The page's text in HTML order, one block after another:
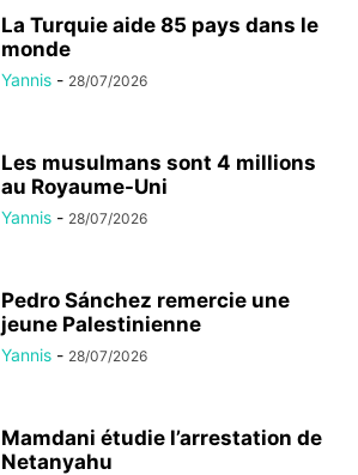
La Turquie aide 85 pays dans le
monde
Yannis - 28/07/2026
Les musulmans sont 4 millions
au Royaume-Uni
Yannis - 28/07/2026
Pedro Sánchez remercie une
jeune Palestinienne
Yannis - 28/07/2026
Mamdani étudie l’arrestation de
Netanyahu